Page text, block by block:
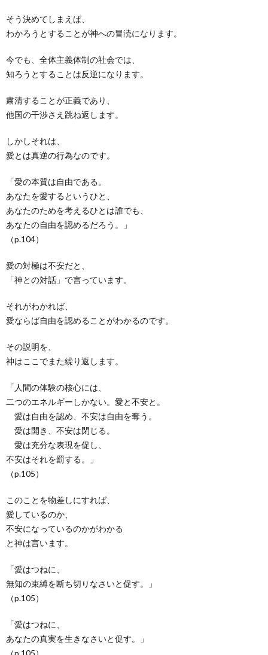
そう決めてしまえば、
わかろうとすることが神への冒涜になります。
今でも、全体主義体制の社会では、
知ろうとすることは反逆になります。
粛清することが正義であり、
他国の干渉さえ跳ね返します。
しかしそれは、
愛とは真逆の行為なのです。
「愛の本質は自由である。
あなたを愛するというひと、
あなたのためを考えるひとは誰でも、
あなたの自由を認めるだろう。」
（p.104）
愛の対極は不安だと、
「神との対話」で言っています。
それがわかれば、
愛ならば自由を認めることがわかるのです。
その説明を、
神はここでまた繰り返します。
「人間の体験の核心には、
二つのエネルギーしかない。愛と不安と。
愛は自由を認め、不安は自由を奪う。
愛は開き、不安は閉じる。
愛は充分な表現を促し、
不安はそれを罰する。」
（p.105）
このことを物差しにすれば、
愛しているのか、
不安になっているのかがわかる
と神は言います。
「愛はつねに、
無知の束縛を断ち切りなさいと促す。」
（p.105）
「愛はつねに、
あなたの真実を生きなさいと促す。」